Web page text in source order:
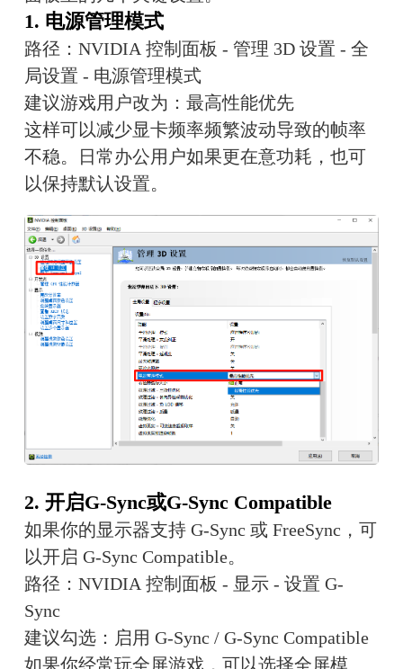
1. 电源管理模式
路径：NVIDIA 控制面板 - 管理 3D 设置 - 全
局设置 - 电源管理模式
建议游戏用户改为：最高性能优先
这样可以减少显卡频率频繁波动导致的帧率
不稳。日常办公用户如果更在意功耗，也可
以保持默认设置。
2. 开启G-Sync或G-Sync Compatible
如果你的显示器支持 G-Sync 或 FreeSync，可
以开启 G-Sync Compatible。
路径：NVIDIA 控制面板 - 显示 - 设置 G-
Sync
建议勾选：启用 G-Sync / G-Sync Compatible
如果你经常玩全屏游戏，可以选择全屏模